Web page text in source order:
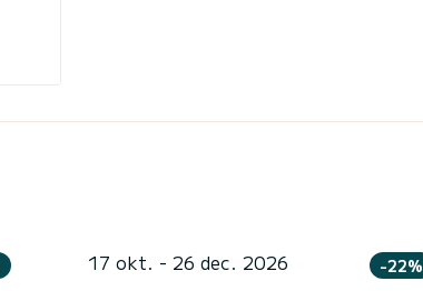
17 okt. - 26 dec. 2026 -22%